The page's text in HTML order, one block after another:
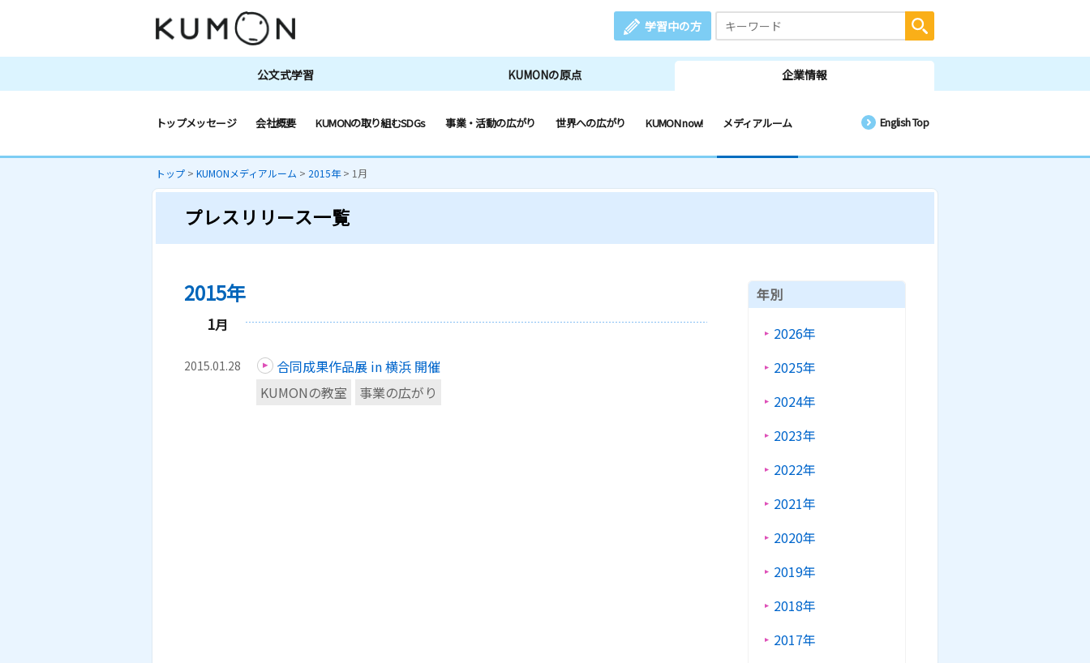
学習中の方
公文式学習 KUMONの原点 企業情報
トップメッセージ 会社概要 KUMONの取り組むSDGs 事業・活動の広がり 世界への広がり KUMON now! メディアルーム English Top
トップ > KUMONメディアルーム > 2015年> 1月
プレスリリース一覧
2015年
1月
2015.01.28
合同成果作品展 in 横浜 開催
KUMONの教室
事業の広がり
年別
2026年
2025年
2024年
2023年
2022年
2021年
2020年
2019年
2018年
2017年